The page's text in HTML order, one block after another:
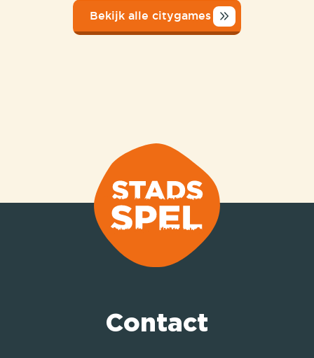
Bekijk alle citygames
Contact